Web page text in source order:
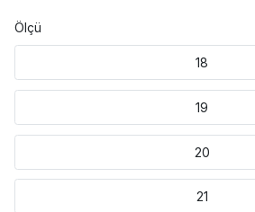
Ölçü
18
19
20
21